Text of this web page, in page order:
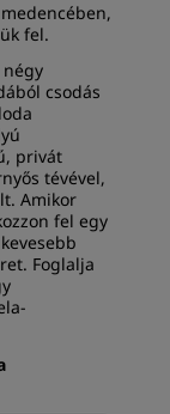
fel.
csodás
privát
tévével,
Amikor
fel egy
Foglalja